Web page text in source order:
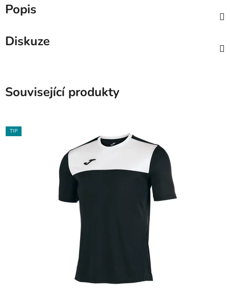
Popis
Diskuze
Související produkty
TIP